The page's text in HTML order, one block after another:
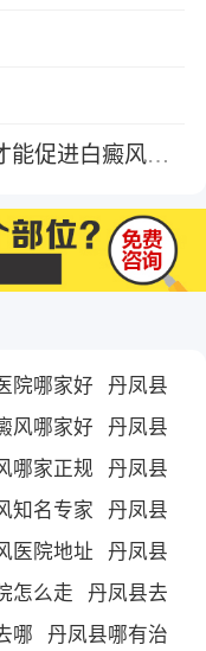
稳定期白癜风怎样治疗并护理才能促进白癜风更快恢复
院哪家好 丹凤县
风哪家好 丹凤县
哪家正规 丹凤县
知名专家 丹凤县
医院地址 丹凤县
怎么走 丹凤县去
哪 丹凤县哪有治